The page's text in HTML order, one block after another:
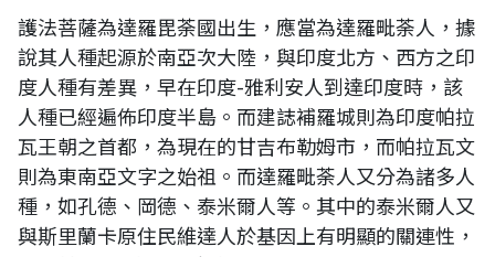
護法菩薩為達羅毘荼國出生，應當為達羅毗荼人，據
說其人種起源於南亞次大陸，與印度北方、西方之印
度人種有差異，早在印度-雅利安人到達印度時，該
人種已經遍佈印度半島。而建誌補羅城則為印度帕拉
瓦王朝之首都，為現在的甘吉布勒姆市，而帕拉瓦文
則為東南亞文字之始祖。而達羅毗荼人又分為諸多人
種，如孔德、岡德、泰米爾人等。其中的泰米爾人又
與斯里蘭卡原住民維達人於基因上有明顯的關連性，